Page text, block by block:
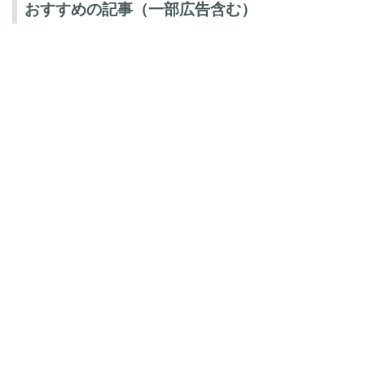
おすすめの記事（一部広告含む）